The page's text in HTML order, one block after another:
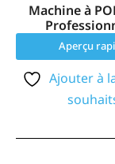
Machine à
Aperçu
Ajouter à